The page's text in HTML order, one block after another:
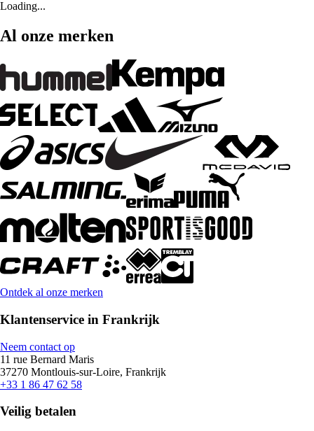
Loading...
Al onze merken
Ontdek al onze merken
Klantenservice in Frankrijk
Neem contact op
11 rue Bernard Maris
37270 Montlouis-sur-Loire, Frankrijk
+33 1 86 47 62 58
Veilig betalen